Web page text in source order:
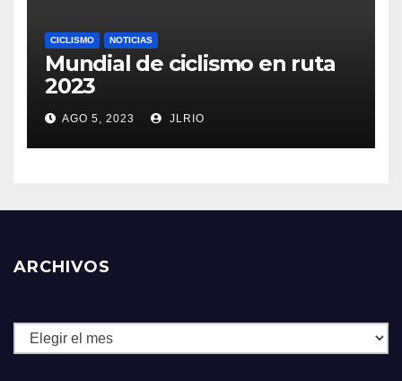
CICLISMO NOTICIAS
Mundial de ciclismo en ruta
2023
AGO 5, 2023 JLRIO
ARCHIVOS
Archivos